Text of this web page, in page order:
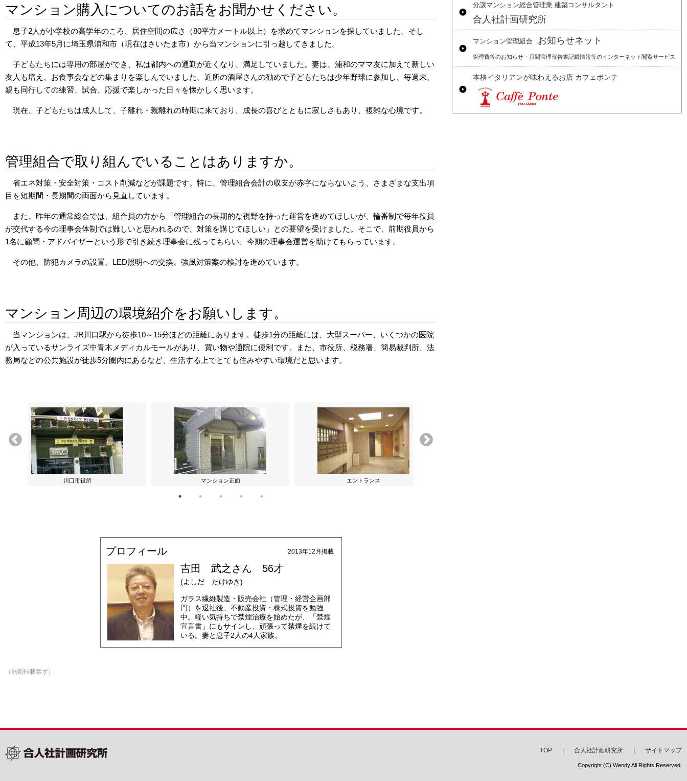
マンション購入についてのお話をお聞かせください。
息子2人が小学校の高学年のころ、居住空間の広さ（80平方メートル以上）を求めてマンションを探していました。そし
て、平成13年5月に埼玉県浦和市（現在はさいたま市）から当マンションに引っ越してきました。
子どもたちには専用の部屋ができ、私は都内への通勤が近くなり、満足していました。妻は、浦和のママ友に加えて新しい
友人も増え、お食事会などの集まりを楽しんでいました。近所の酒屋さんの勧めで子どもたちは少年野球に参加し、毎週末、
親も同行しての練習、試合、応援で楽しかった日々を懐かしく思います。
現在、子どもたちは成人して、子離れ・親離れの時期に来ており、成長の喜びとともに寂しさもあり、複雑な心境です。
管理組合で取り組んでいることはありますか。
省エネ対策・安全対策・コスト削減などが課題です。特に、管理組合会計の収支が赤字にならないよう、さまざまな支出項
目を短期間・長期間の両面から見直しています。
また、昨年の通常総会では、組合員の方から「管理組合の長期的な視野を持った運営を進めてほしいが、輪番制で毎年役員
が交代する今の理事会体制では難しいと思われるので、対策を講じてほしい」との要望を受けました。そこで、前期役員から
1名に顧問・アドバイザーという形で引き続き理事会に残ってもらい、今期の理事会運営を助けてもらっています。
その他、防犯カメラの設置、LED照明への交換、強風対策案の検討を進めています。
マンション周辺の環境紹介をお願いします。
当マンションは、JR川口駅から徒歩10～15分ほどの距離にあります。徒歩1分の距離には、大型スーパー、いくつかの医院
が入っているサンライズ中青木メディカルモールがあり、買い物や通院に便利です。また、市役所、税務署、簡易裁判所、法
務局などの公共施設が徒歩5分圏内にあるなど、生活する上でとても住みやすい環境だと思います。
川口市役所 マンション正面 エントランス
プロフィール 2013年12月掲載
吉田 武之さん 56才
(よしだ たけゆき)
ガラス繊維製造・販売会社（管理・経営企画部
門）を退社後、不動産投資・株式投資を勉強
中。軽い気持ちで禁煙治療を始めたが、「禁煙
宣言書」にもサインし、頑張って禁煙を続けて
いる。妻と息子2人の4人家族。
（無断転載禁ず）
分譲マンション総合管理業 建築コンサルタント
合人社計画研究所
マンション管理組合 お知らせネット
管理費等のお知らせ・月間管理報告書記載情報等のインターネット閲覧サービス
本格イタリアンが味わえるお店 カフェポンテ
TOP 合人社計画研究所 サイトマップ
Copyright (C) Wendy All Rights Reserved.